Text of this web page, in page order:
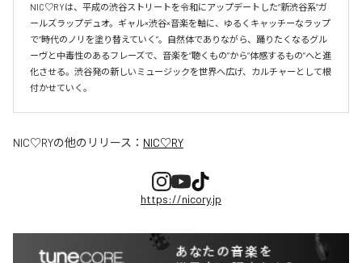
NIC♡RYは、平成の渋谷ストリートを令和にアップデートした“新渋谷系”ガ
ールズラップデュオ。ギャル×渋谷×音楽を軸に、ゆるくキャッチーなラップ
で“時代のノリを塗り替えていく”。自然体でありながら、踊りたくなるグル
ーヴと中毒性のあるフレーズで、音楽を“聴くもの”から“体感するもの”へと進
化させる。渋谷発の新しいミュージックを世界へ広げ、カルチャーとして根
付かせていく。
NIC♡RYの他のリリース： NIC♡RY
https://nicory.jp